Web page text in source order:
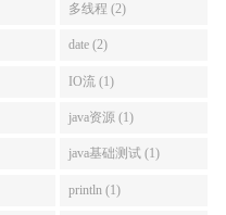
多线程 (2)
date (2)
IO流 (1)
java资源 (1)
java基础测试 (1)
println (1)